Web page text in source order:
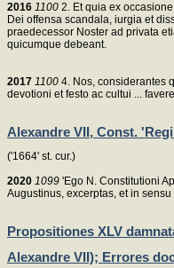
2016 1100 2. Et quia ex
Dei offensa scandala, iurgia et
praedecessor Noster ad privata
quicumque debeant.
2017 1100 4. Nos, considerantes
devotioni et festo ac cultui ...
Alexandre VII, Const.
('1664' st. cur.)
2020 1099 'Ego N. Constitutioni
Augustinus, excerptas, et in
Propositiones XLV
Alexandre VII); Errores